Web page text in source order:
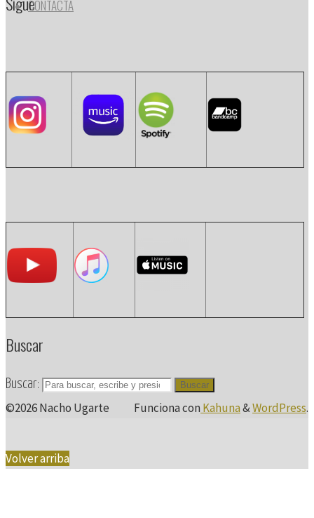
CONTACTA
Buscar
Buscar: Buscar
Funciona con Kahuna&WordPress.
©2026 Nacho Ugarte
Volver arriba